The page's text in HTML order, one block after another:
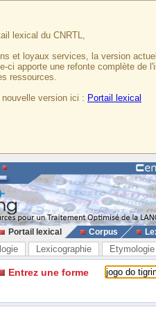
lexical du CNRTL,
et loyaux services, la version
ci apporte une refonte complète de
ressources.
version ici : Portail lexical
Portail lexical Corpus
Lexicographie Etymologie
Entrez une forme